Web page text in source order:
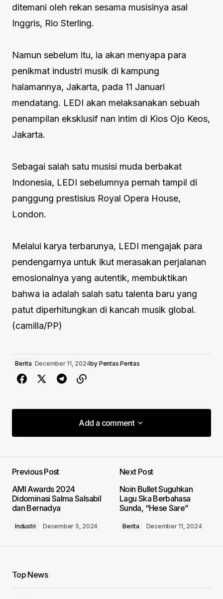
ditemani oleh rekan sesama musisinya asal
Inggris, Rio Sterling.
Namun sebelum itu, ia akan menyapa para
penikmat industri musik di kampung
halamannya, Jakarta, pada 11 Januari
mendatang. LEDI akan melaksanakan sebuah
penampilan eksklusif nan intim di Kios Ojo Keos,
Jakarta.
Sebagai salah satu musisi muda berbakat
Indonesia, LEDI sebelumnya pernah tampil di
panggung prestisius Royal Opera House,
London.
Melalui karya terbarunya, LEDI mengajak para
pendengarnya untuk ikut merasakan perjalanan
emosionalnya yang autentik, membuktikan
bahwa ia adalah salah satu talenta baru yang
patut diperhitungkan di kancah musik global.
(camilla/PP)
Berita December 11, 2024by Pentas Pentas
Add a comment
Add a comment
Required fields are marked*
Your Name
Previous Post
AMI Awards 2024
Didominasi Salma Salsabil
dan Bernadya
Industri December 5, 2024
Next Post
Noin Bullet Suguhkan
Lagu Ska Berbahasa
Sunda, “Hese Sare”
Berita December 11, 2024
Top News